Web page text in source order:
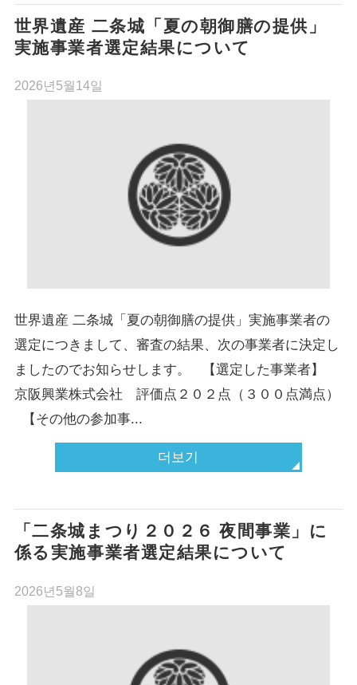
世界遺産 二条城「夏の朝御膳の提供」
実施事業者選定結果について
2026년5월14일
世界遺産 二条城「夏の朝御膳の提供」実施事業者の
選定につきまして、審査の結果、次の事業者に決定し
ましたのでお知らせします。 【選定した事業者】
京阪興業株式会社 評価点２０２点（３００点満点）
【その他の参加事...
더보기
「二条城まつり２０２６ 夜間事業」に
係る実施事業者選定結果について
2026년5월8일